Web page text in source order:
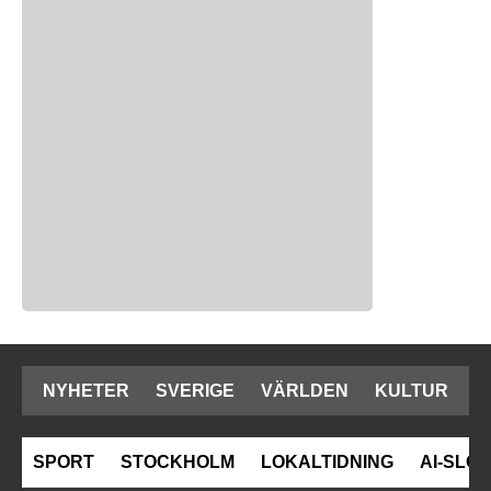
NYHETER SVERIGE VÄRLDEN KULTUR
SPORT STOCKHOLM LOKALTIDNING AI-SLOP